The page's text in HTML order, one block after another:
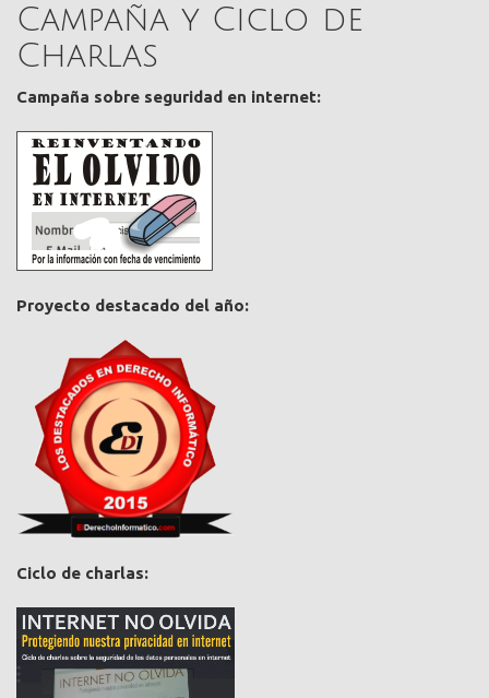
Campaña y Ciclo de
Charlas
Campaña sobre seguridad en internet:
Proyecto destacado del año:
Ciclo de charlas: